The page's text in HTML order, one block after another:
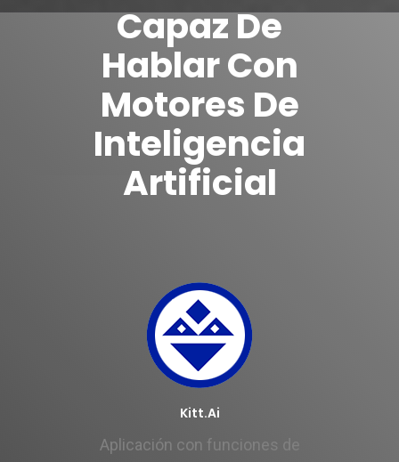
Capaz De
Hablar Con
Motores De
Inteligencia
Artificial
Kitt.ai
Aplicación con funciones de
Contacto